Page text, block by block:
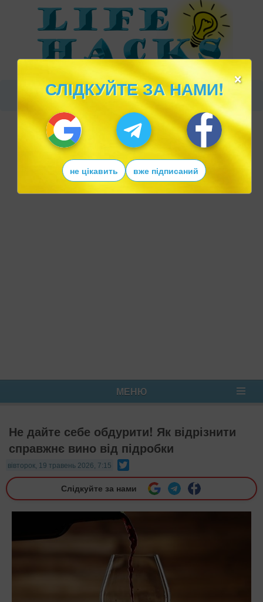
МЕНЮ
Не дайте себе обдурити! Як відрізнити
справжнє вино від підробки
вівторок, 19 травень 2026, 7:15
Слідкуйте за нами
×
СЛІДКУЙТЕ ЗА НАМИ!
не цікавить вже підписаний